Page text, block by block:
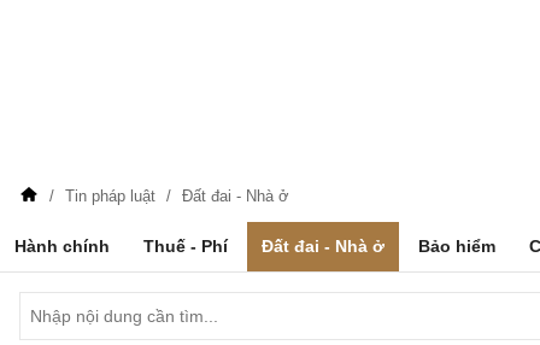
Tin pháp luật Đất đai - Nhà ở
Hành chính Thuế - Phí Đất đai - Nhà ở Bảo hiểm